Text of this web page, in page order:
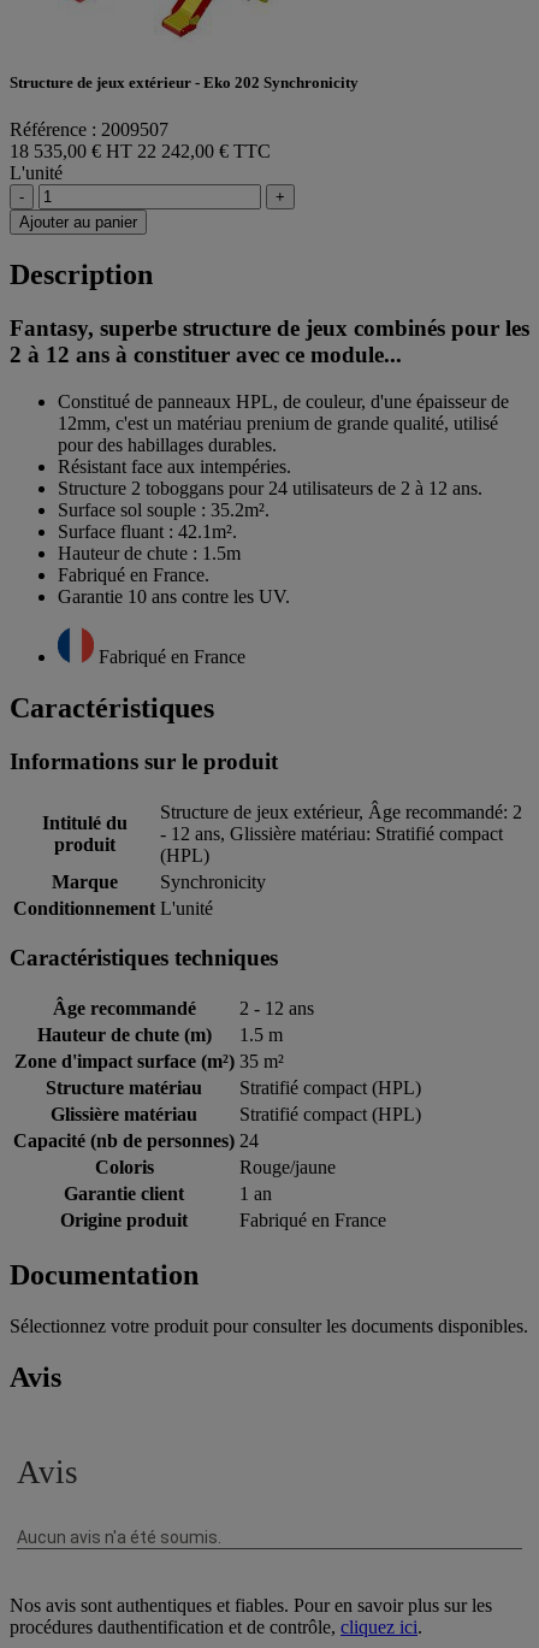
Structure de jeux extérieur - Eko 202 Synchronicity
Référence : 2009507
18 535,00 € HT 22 242,00 € TTC
L'unité
-
+
Ajouter au panier
Description
Fantasy, superbe structure de jeux combinés pour les
2 à 12 ans à constituer avec ce module...
Constitué de panneaux HPL, de couleur, d'une épaisseur de
12mm, c'est un matériau prenium de grande qualité, utilisé
pour des habillages durables.
Résistant face aux intempéries.
Structure 2 toboggans pour 24 utilisateurs de 2 à 12 ans.
Surface sol souple : 35.2m².
Surface fluant : 42.1m².
Hauteur de chute : 1.5m
Fabriqué en France.
Garantie 10 ans contre les UV.
Fabriqué en France
Caractéristiques
Informations sur le produit
Intitulé du
produit
Structure de jeux extérieur, Âge recommandé: 2
- 12 ans, Glissière matériau: Stratifié compact
(HPL)
Marque
Synchronicity
Conditionnement L'unité
Caractéristiques techniques
Âge recommandé
2 - 12 ans
Hauteur de chute (m)
1.5 m
Zone d'impact surface (m²) 35 m²
Structure matériau
Stratifié compact (HPL)
Glissière matériau
Stratifié compact (HPL)
Capacité (nb de personnes) 24
Coloris
Rouge/jaune
Garantie client
1 an
Origine produit
Fabriqué en France
Documentation
Sélectionnez votre produit pour consulter les documents disponibles.
Avis
Nos avis sont authentiques et fiables. Pour en savoir plus sur les
procédures dauthentification et de contrôle, cliquez ici.